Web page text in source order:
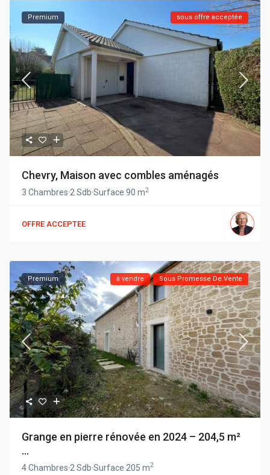
Premium sous offre acceptée
Chevry, Maison avec combles aménagés
3 Chambres·2 Sdb·Surface90 m2
OFFRE ACCEPTEE
Premium à vendre Sous Promesse De Vente
Grange en pierre rénovée en 2024 – 204,5 m²
...
4 Chambres·2 Sdb·Surface 205 m2